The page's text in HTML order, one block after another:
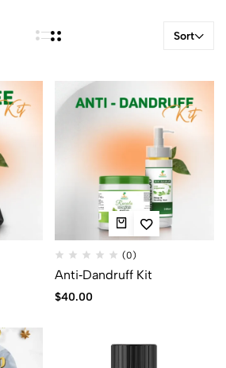
Sort
(0)
Anti‑Dandruff Kit
$40.00